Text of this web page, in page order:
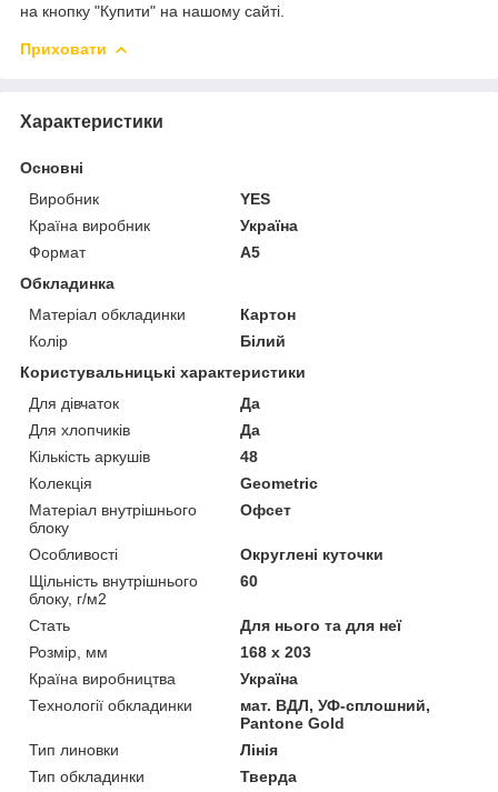
на кнопку "Купити" на нашому сайті.
Приховати
Характеристики
Основні
Виробник
YES
Країна виробник
Україна
Формат
A5
Обкладинка
Матеріал обкладинки
Картон
Колір
Білий
Користувальницькі характеристики
Для дівчаток
Да
Для хлопчиків
Да
Кількість аркушів
48
Колекція
Geometric
Матеріал внутрішнього
блоку
Офсет
Особливості
Округлені куточки
Щільність внутрішнього
блоку, г/м2
60
Стать
Для нього та для неї
Розмір, мм
168 х 203
Країна виробництва
Україна
Технології обкладинки
мат. ВДЛ, УФ-сплошний,
Pantone Gold
Тип линовки
Лінія
Тип обкладинки
Тверда